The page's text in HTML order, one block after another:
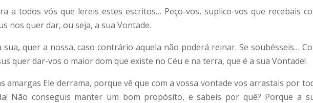
a todos vós que lereis estes escritos… Peço-vos, suplico-vos que recebais
nos quer dar, ou seja, a sua Vontade.
quer a nossa, caso contrário aquela não poderá reinar. Se soubésseis…
quer dar-vos o maior dom que existe no Céu e na terra, que é a sua Vontade!
amargas Ele derrama, porque vê que com a vossa vontade vos arrastais por
Não conseguis manter um bom propósito, e sabeis por quê? Porque a